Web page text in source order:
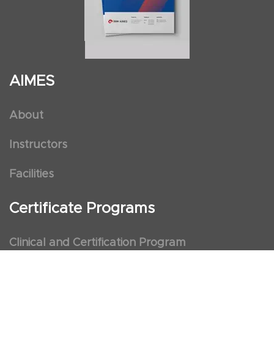
AIMES
About
Instructors
Facilities
Certificate Programs
Clinical and Certification Program